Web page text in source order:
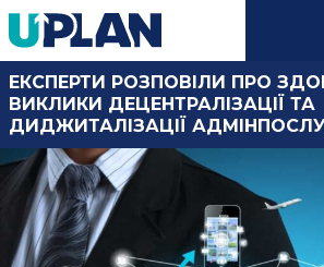
ЕКСПЕРТИ РОЗПОВІЛИ ПРО
ВИКЛИКИ ДЕЦЕНТРАЛІЗАЦІЇ ТА
ДИДЖИТАЛІЗАЦІЇ